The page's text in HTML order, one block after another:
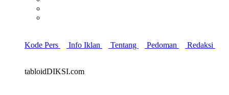
Kode Pers Info Iklan Tentang Pedoman Redaksi
tabloidDIKSI.com